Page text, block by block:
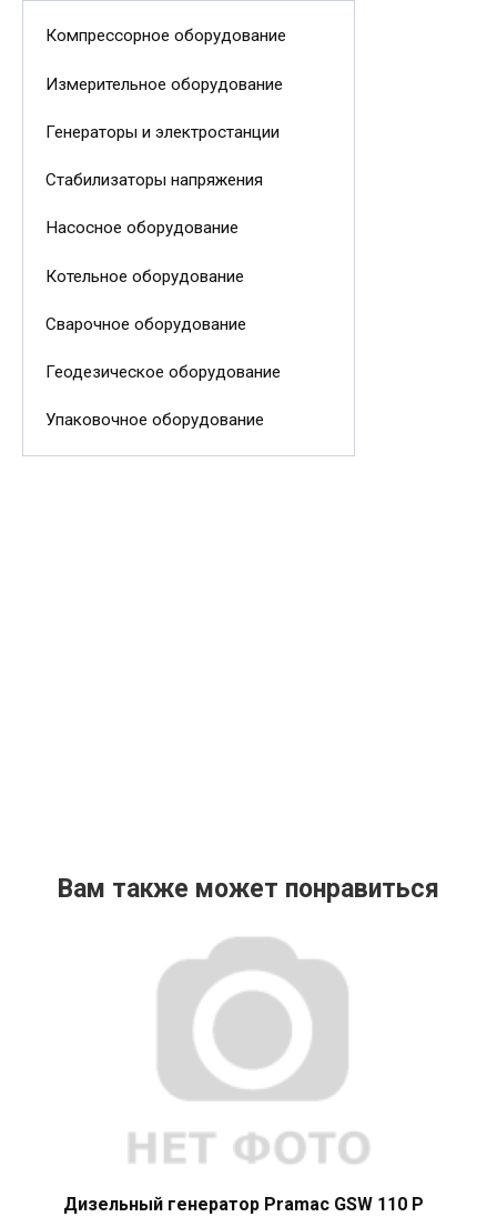
Компрессорное оборудование
Измерительное оборудование
Генераторы и электростанции
Стабилизаторы напряжения
Насосное оборудование
Котельное оборудование
Сварочное оборудование
Геодезическое оборудование
Упаковочное оборудование
Вам также может понравиться
Дизельный генератор Pramac GSW 110 P